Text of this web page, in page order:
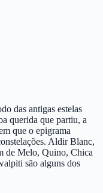
das antigas estelas
querida que partiu, a
que o epigrama
Aldir Blanc,
de Melo, Quino, Chica
são alguns dos